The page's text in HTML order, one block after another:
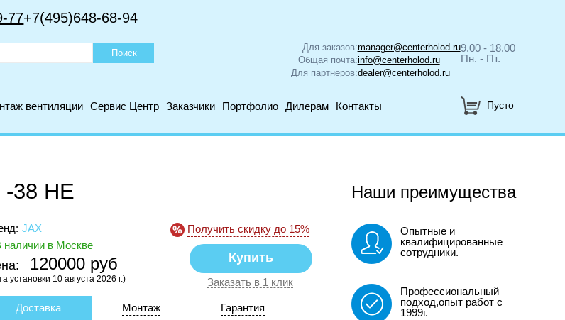
77+7(495)648-68-94
Для заказов:manager@centerholod.ru
Общая почта:info@centerholod.ru
Для партнеров:dealer@centerholod.ru
9.00 - 18.00
Пн. - Пт.
вентиляции Сервис Центр Заказчики Портфолио Дилерам Контакты Пусто
-38 HE
JAX
наличии в Москве
120000 руб
установки 10 августа 2026 г.)
Получить скидку до 15%
Заказать в 1 клик
Доставка Монтаж Гарантия
Наши преимущества
Опытные и
квалифицированные
сотрудники.
Профессиональный
подход,опыт работ с
1999г.